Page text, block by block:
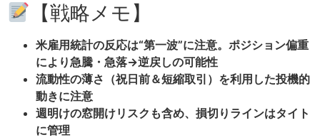
【戦略メモ】
米雇用統計の反応は“第一波”に注意。ポジション偏重
により急騰・急落→逆戻しの可能性
流動性の薄さ（祝日前＆短縮取引）を利用した投機的
動きに注意
週明けの窓開けリスクも含め、損切りラインはタイト
に管理